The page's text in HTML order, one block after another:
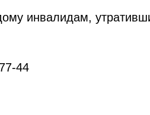
инвалидам,
44